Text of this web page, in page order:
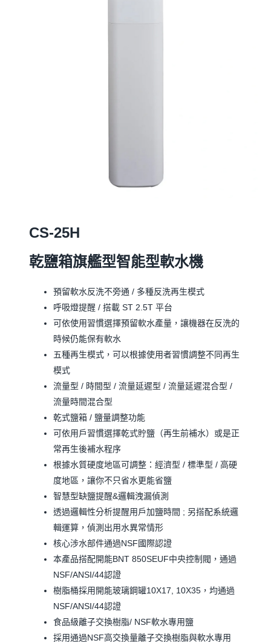
CS-25H
乾鹽箱旗艦型智能型軟水機
預留軟水反洗不旁通 / 多種反洗再生模式
呼吸燈提醒 / 搭載 ST 2.5T 平台
可依使用習慣選擇預留軟水產量，讓機器在反洗的
時候仍能保有軟水
五種再生模式，可以根據使用者習慣調整不同再生
模式
流量型 / 時間型 / 流量延遲型 / 流量延遲混合型 /
流量時間混合型
乾式鹽箱 / 鹽量調整功能
可依用戶習慣選擇乾式貯鹽（再生前補水）或是正
常再生後補水程序
根據水質硬度地區可調整：經濟型 / 標準型 / 高硬
度地區，讓你不只省水更能省鹽
智慧型缺鹽提醒&邏輯洩漏偵測
透過邏輯性分析提醒用戶加鹽時間 ; 另搭配系統邏
輯運算，偵測出用水異常情形
核心涉水部件通過NSF國際認證
本產品搭配開能BNT 850SEUF中央控制閥，通過
NSF/ANSI/44認證
樹脂桶採用開能玻璃鋼罐10X17, 10X35，均通過
NSF/ANSI/44認證
食品級離子交換樹脂/ NSF軟水專用鹽
採用通過NSF高交換量離子交換樹脂與軟水專用